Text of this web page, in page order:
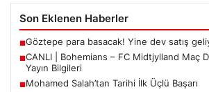
Son Eklenen Haberler
■Göztepe para basacak! Yine dev satış
■CANLI | Bohemians – FC Midtjylland Maç
Yayın Bilgileri
■Mohamed Salah’tan Tarihi İlk Üçlü Başarı